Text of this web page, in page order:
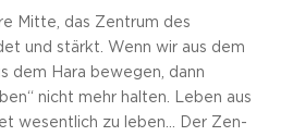
Mitte, das Zentrum des
und stärkt. Wenn wir aus dem
dem Hara bewegen, dann
nicht mehr halten. Leben aus
wesentlich zu leben… Der Zen-